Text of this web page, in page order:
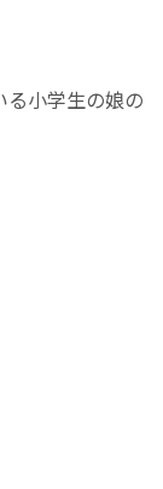
小学生の娘の